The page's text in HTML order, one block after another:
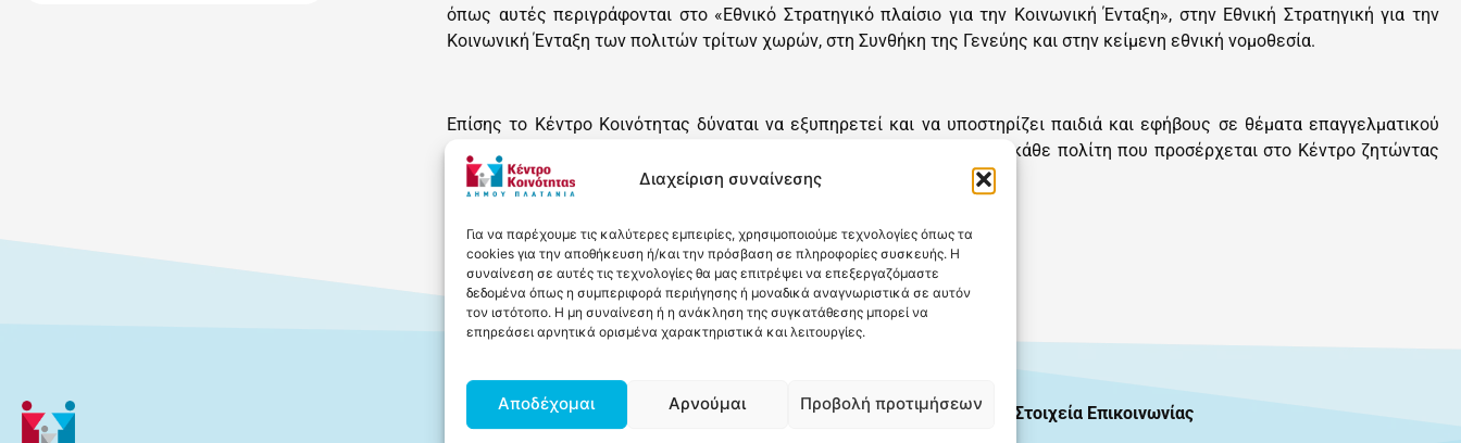
Διαχείριση συναίνεσης
Για να παρέχουμε τις καλύτερες εμπειρίες, χρησιμοποιούμε τεχνολογίες όπως τα
cookies για την αποθήκευση ή/και την πρόσβαση σε πληροφορίες συσκευής. Η
συναίνεση σε αυτές τις τεχνολογίες θα μας επιτρέψει να επεξεργαζόμαστε
δεδομένα όπως η συμπεριφορά περιήγησης ή μοναδικά αναγνωριστικά σε αυτόν
τον ιστότοπο. Η μη συναίνεση ή η ανάκληση της συγκατάθεσης μπορεί να
επηρεάσει αρνητικά ορισμένα χαρακτηριστικά και λειτουργίες.
Αποδέχομαι Αρνούμαι Προβολή προτιμήσεων
όπως αυτές περιγράφονται στο «Εθνικό Στρατηγικό πλαίσιο για την Κοινωνική Ένταξη», στην Εθνική Στρατηγική για την
Κοινωνική Ένταξη των πολιτών τρίτων χωρών, στη Συνθήκη της Γενεύης και στην κείμενη εθνική νομοθεσία.
Επίσης το Κέντρο Κοινότητας δύναται να εξυπηρετεί και να υποστηρίζει παιδιά και εφήβους σε θέματα επαγγελματικού
προσανατολισμού, μαθητές με μαθησιακές δυσκολίες και γενικότερα κάθε πολίτη που προσέρχεται στο Κέντρο ζητώντας
να λάβει τις προσφερόμενες υπηρεσίες.
Πληροφορίες Δημοσιεύσεις Στοιχεία Επικοινωνίας